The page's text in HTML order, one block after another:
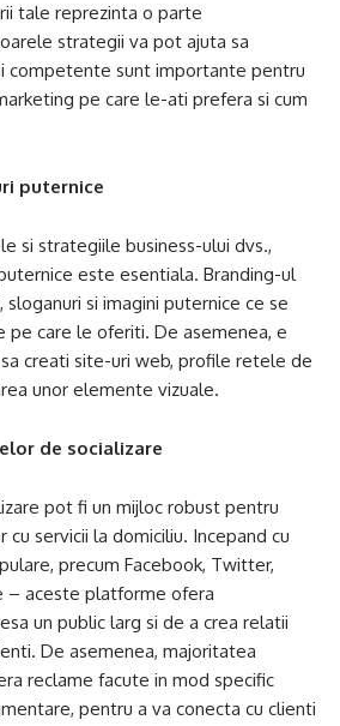
tale reprezinta o parte
strategii va pot ajuta sa
competente sunt importante pentru
pe care le-ati prefera si cum
puternice
si strategiile business-ului dvs.,
este esentiala. Branding-ul
si imagini puternice ce se
pe care le oferiti. De asemenea, e
creati site-uri web, profile retele de
unor elemente vizuale.
de socializare
pot fi un mijloc robust pentru
servicii la domiciliu. Incepand cu
precum Facebook, Twitter,
– aceste platforme ofera
un public larg si de a crea relatii
De asemenea, majoritatea
reclame facute in mod specific
pentru a va conecta cu clienti